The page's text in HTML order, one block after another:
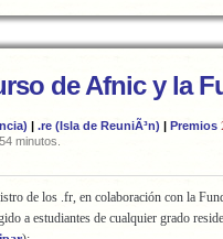
de Afnic y la
| .re (Isla de ReuniÃ³n) | Premios
minutos.
de los .fr, en colaboración con la
a estudiantes de cualquier grado